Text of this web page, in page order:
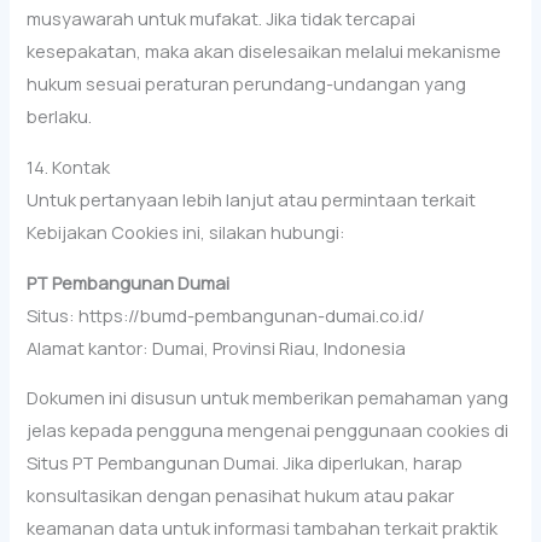
musyawarah untuk mufakat. Jika tidak tercapai
kesepakatan, maka akan diselesaikan melalui mekanisme
hukum sesuai peraturan perundang-undangan yang
berlaku.
14. Kontak
Untuk pertanyaan lebih lanjut atau permintaan terkait
Kebijakan Cookies ini, silakan hubungi:
PT Pembangunan Dumai
Situs: https://bumd-pembangunan-dumai.co.id/
Alamat kantor: Dumai, Provinsi Riau, Indonesia
Dokumen ini disusun untuk memberikan pemahaman yang
jelas kepada pengguna mengenai penggunaan cookies di
Situs PT Pembangunan Dumai. Jika diperlukan, harap
konsultasikan dengan penasihat hukum atau pakar
keamanan data untuk informasi tambahan terkait praktik